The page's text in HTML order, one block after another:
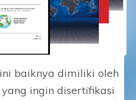
baiknya dimiliki oleh
ingin disertifikasi